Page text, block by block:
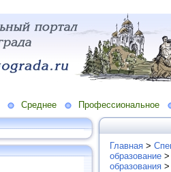
Среднее Профессиональное
Главная >
образование
образования